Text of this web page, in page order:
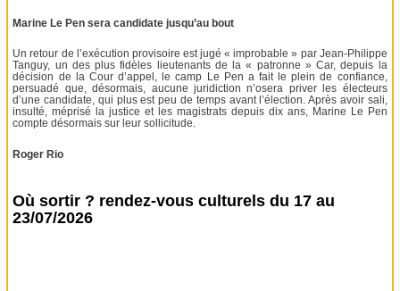
Marine Le Pen sera candidate jusqu’au bout
Un retour de l’exécution provisoire est jugé « improbable » par Jean-Philippe
Tanguy, un des plus fidèles lieutenants de la « patronne » Car, depuis la
décision de la Cour d’appel, le camp Le Pen a fait le plein de confiance,
persuadé que, désormais, aucune juridiction n’osera priver les électeurs
d’une candidate, qui plus est peu de temps avant l’élection. Après avoir sali,
insulté, méprisé la justice et les magistrats depuis dix ans, Marine Le Pen
compte désormais sur leur sollicitude.
Roger Rio
Où sortir ? rendez-vous culturels du 17 au
23/07/2026